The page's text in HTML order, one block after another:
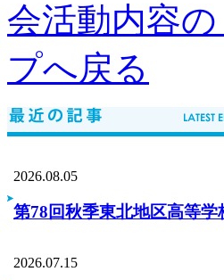
2026.08.05
第78回秋季東北地区高等
2026.07.15